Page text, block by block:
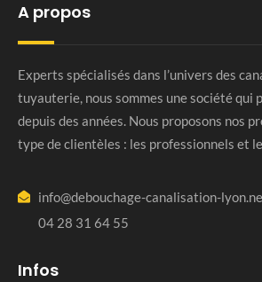
A propos
Experts spécialisés dans l’univers des
tuyauterie, nous sommes une société qui
depuis des années. Nous proposons nos
type de clientèles : les professionnels et
info@debouchage-canalisation-
04 28 31 64 55
Infos